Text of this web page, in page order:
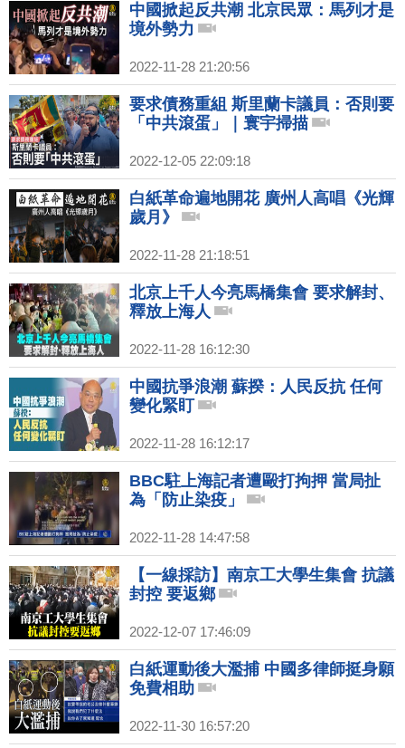
中國掀起反共潮 北京民眾：馬列才是
境外勢力
2022-11-28 21:20:56
要求債務重組 斯里蘭卡議員：否則要
「中共滾蛋」｜寰宇掃描
2022-12-05 22:09:18
白紙革命遍地開花 廣州人高唱《光輝
歲月》
2022-11-28 21:18:51
北京上千人今亮馬橋集會 要求解封、
釋放上海人
2022-11-28 16:12:30
中國抗爭浪潮 蘇揆：人民反抗 任何
變化緊盯
2022-11-28 16:12:17
BBC駐上海記者遭毆打拘押 當局扯
為「防止染疫」
2022-11-28 14:47:58
【一線採訪】南京工大學生集會 抗議
封控 要返鄉
2022-12-07 17:46:09
白紙運動後大濫捕 中國多律師挺身願
免費相助
2022-11-30 16:57:20